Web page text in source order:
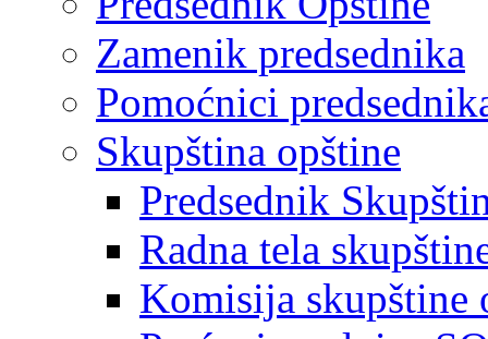
Zamenik predsednika
Pomoćnici
Skupština opštine
Predsednik
Radna tela
Komisija skupštine